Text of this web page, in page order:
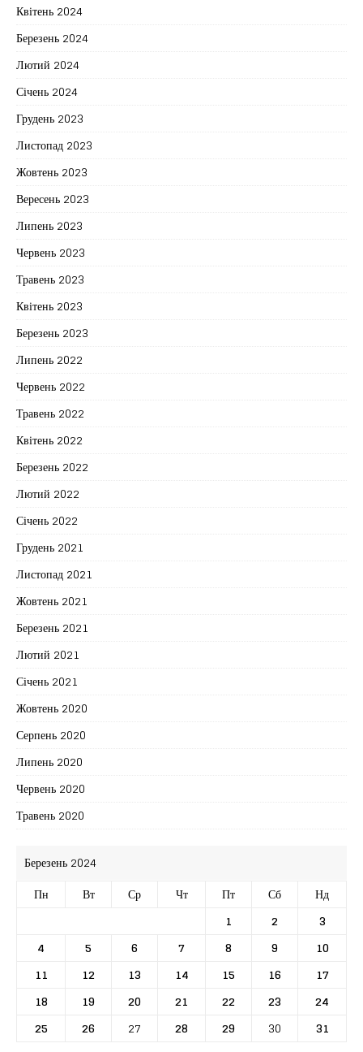
Квітень 2024
Березень 2024
Лютий 2024
Січень 2024
Грудень 2023
Листопад 2023
Жовтень 2023
Вересень 2023
Липень 2023
Червень 2023
Травень 2023
Квітень 2023
Березень 2023
Липень 2022
Червень 2022
Травень 2022
Квітень 2022
Березень 2022
Лютий 2022
Січень 2022
Грудень 2021
Листопад 2021
Жовтень 2021
Березень 2021
Лютий 2021
Січень 2021
Жовтень 2020
Серпень 2020
Липень 2020
Червень 2020
Травень 2020
Березень 2024
Пн
Вт Ср Чт Пт Сб
Нд
1
2
3
4
5 6 7 8 9
10
11
12 13 14 15 16
17
18
19 20 21 22 23
24
25
26 27 28 29 30 31